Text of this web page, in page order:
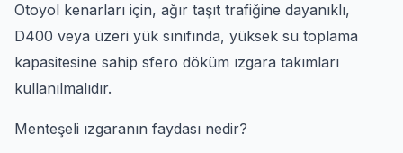
Otoyol kenarları için, ağır taşıt trafiğine dayanıklı,
D400 veya üzeri yük sınıfında, yüksek su toplama
kapasitesine sahip sfero döküm ızgara takımları
kullanılmalıdır.
Menteşeli ızgaranın faydası nedir?